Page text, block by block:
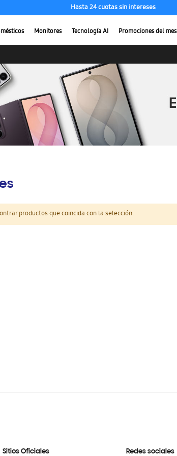
Hasta 24 cuotas sin intereses
Monitores Tecnología AI Promociones del mes
productos que coincida con la selección.
Sitios Oficiales Redes sociales